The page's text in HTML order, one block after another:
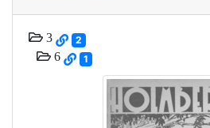
3 2
6 1